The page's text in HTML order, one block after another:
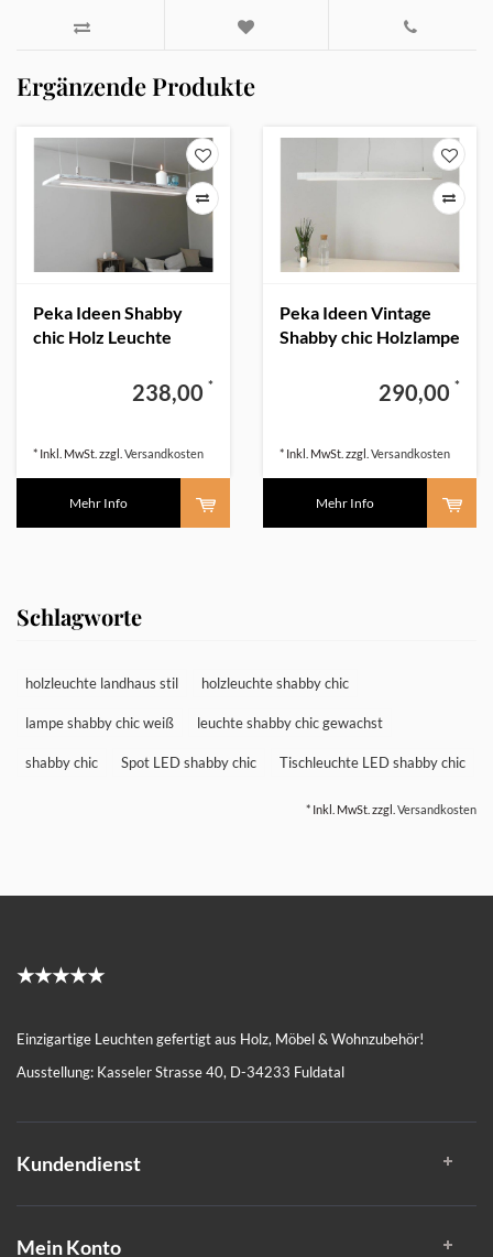
Ergänzende Produkte
Peka Ideen Shabby
chic Holz Leuchte
238,00 *
* Inkl. MwSt. zzgl. Versandkosten
Mehr Info
Peka Ideen Vintage
Shabby chic Holzlampe
290,00 *
* Inkl. MwSt. zzgl. Versandkosten
Mehr Info
Schlagworte
holzleuchte landhaus stil holzleuchte shabby chic
lampe shabby chic weiß leuchte shabby chic gewachst
shabby chic Spot LED shabby chic Tischleuchte LED shabby chic
* Inkl. MwSt. zzgl. Versandkosten
★★★★★
Einzigartige Leuchten gefertigt aus Holz, Möbel & Wohnzubehör!
Ausstellung: Kasseler Strasse 40, D-34233 Fuldatal
Kundendienst
Mein Konto